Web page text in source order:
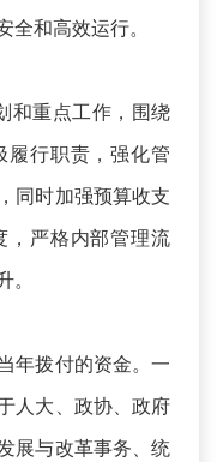
和高效运行。
重点工作，围绕
履行职责，强化管
同时加强预算收支
，严格内部管理流
拨付的资金。一
人大、政协、政府
展与改革事务、统